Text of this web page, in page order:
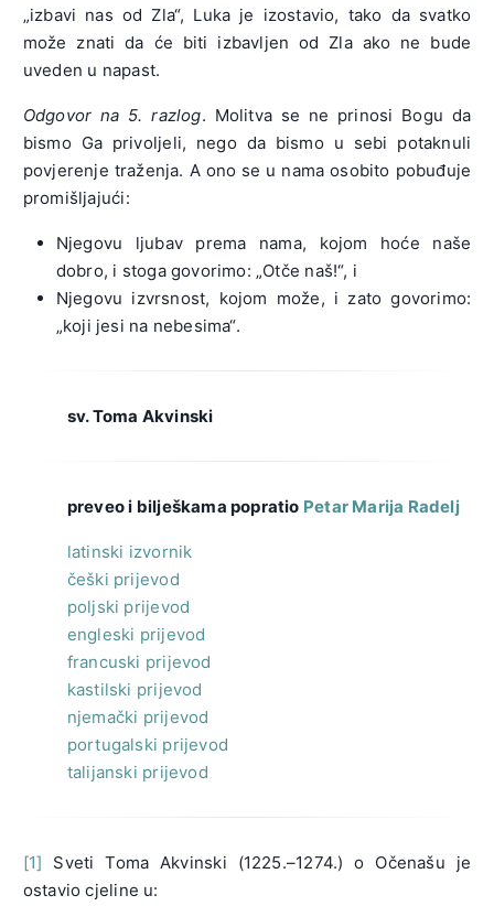
„izbavi nas od Zla“, Luka je izostavio, tako da svatko
može znati da će biti izbavljen od Zla ako ne bude
uveden u napast.
Odgovor na 5. razlog. Molitva se ne prinosi Bogu da
bismo Ga privoljeli, nego da bismo u sebi potaknuli
povjerenje traženja. A ono se u nama osobito pobuđuje
promišljajući:
Njegovu ljubav prema nama, kojom hoće naše
dobro, i stoga govorimo: „Otče naš!“, i
Njegovu izvrsnost, kojom može, i zato govorimo:
„koji jesi na nebesima“.
sv. Toma Akvinski
preveo i bilješkama popratio Petar Marija Radelj
latinski izvornik
češki prijevod
poljski prijevod
engleski prijevod
francuski prijevod
kastilski prijevod
njemački prijevod
portugalski prijevod
talijanski prijevod
[1] Sveti Toma Akvinski (1225.–1274.) o Očenašu je
ostavio cjeline u: